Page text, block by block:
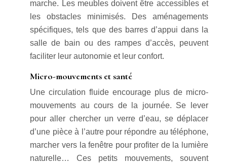
marche. Les meubles doivent être accessibles et
les obstacles minimisés. Des aménagements
spécifiques, tels que des barres d’appui dans la
salle de bain ou des rampes d’accès, peuvent
faciliter leur autonomie et leur confort.
Micro-mouvements et santé
Une circulation fluide encourage plus de micro-
mouvements au cours de la journée. Se lever
pour aller chercher un verre d’eau, se déplacer
d’une pièce à l’autre pour répondre au téléphone,
marcher vers la fenêtre pour profiter de la lumière
naturelle… Ces petits mouvements, souvent